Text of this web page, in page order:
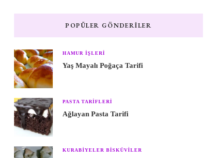
POPÜLER GÖNDERILER
HAMUR IŞLERI
Yaş Mayalı Poğaça Tarifi
PASTA TARIFLERI
Ağlayan Pasta Tarifi
KURABIYELER BISKÜVILER